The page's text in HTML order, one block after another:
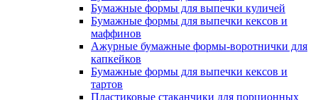
Бумажные формы для выпечки куличей
Бумажные формы для выпечки кексов и
маффинов
Ажурные бумажные формы-воротнички для
капкейков
Бумажные формы для выпечки кексов и
тартов
Пластиковые стаканчики для порционных